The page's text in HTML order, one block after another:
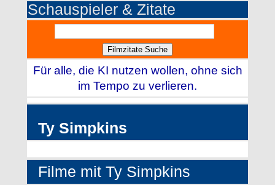
Schauspieler & Zitate
Für alle, die KI nutzen wollen, ohne sich
im Tempo zu verlieren.
Ty Simpkins
Filme mit Ty Simpkins